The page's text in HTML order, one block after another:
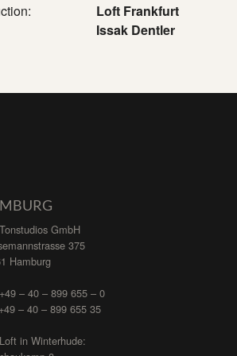
Loft Frankfurt
Issak Dentler
GmbH
375
Hamburg
– 40 – 899 655 – 0
– 40 – 899 655 35
in Winterhude: